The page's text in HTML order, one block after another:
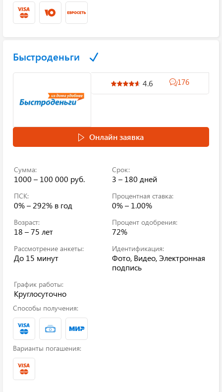
Быстроденьги
4.6 176
Онлайн заявка
Сумма:
1000 – 100 000 руб.
Срок:
3 – 180 дней
ПСК:
0% – 292% в год
Процентная ставка:
0% – 1.00%
Возраст:
18 – 75 лет
Процент одобрения:
72%
Рассмотрение анкеты:
До 15 минут
Идентификация:
Фото, Видео, Электронная
подпись
График работы:
Круглосуточно
Способы получения:
Варианты погашения: